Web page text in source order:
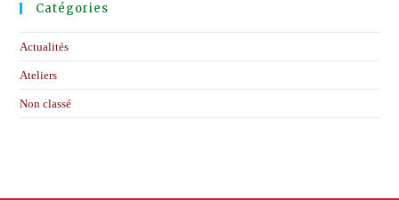
Catégories
Actualités
Ateliers
Non classé